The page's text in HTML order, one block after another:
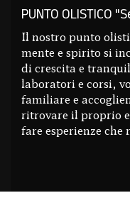
PUNTO OLISTICO
Il nostro punto
mente e spirito si
di crescita e
laboratori e corsi,
familiare e
ritrovare il proprio
fare esperienze che